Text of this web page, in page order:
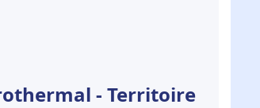
- Territoire